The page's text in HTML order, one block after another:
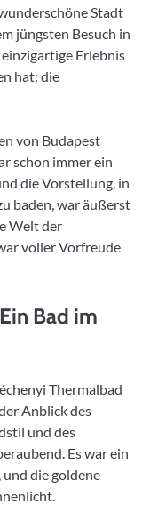
Stadt
jüngsten Besuch in
Erlebnis
hat: die
von Budapest
schon immer ein
die Vorstellung, in
baden, war äußerst
Welt der
voller Vorfreude
Bad im
Thermalbad
Anblick des
und des
Es war ein
und die goldene